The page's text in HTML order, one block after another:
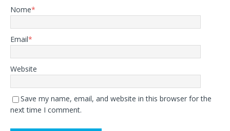
Nome*
Email*
Website
Save my name, email, and website in this browser for the
next time I comment.